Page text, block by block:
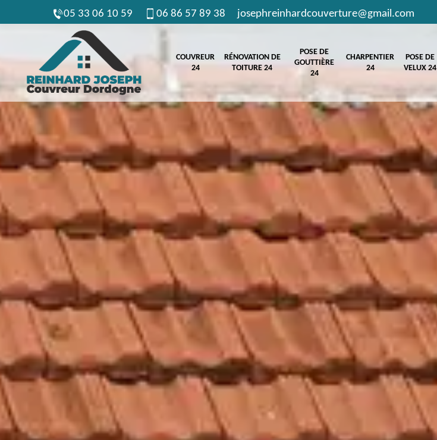
05 33 06 10 59 06 86 57 89 38 josephreinhardcouverture@gmail.com
COUVREUR
24
RÉNOVATION DE
TOITURE 24
POSE DE
GOUTTIÈRE
24
CHARPENTIER
24
POSE DE
VELUX 24